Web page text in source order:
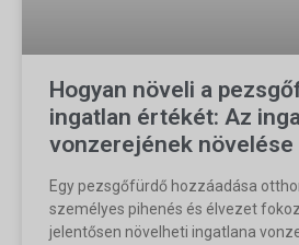
Hogyan növeli a
ingatlan értékét: Az
vonzerejének növelése
Egy pezsgőfürdő hozzáadása
személyes pihenés és élvezet
jelentősen növelheti ingatlana